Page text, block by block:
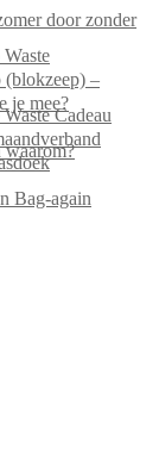
door zonder
(blokzeep) –
je mee?
Cadeau
waarom?
Bag-again